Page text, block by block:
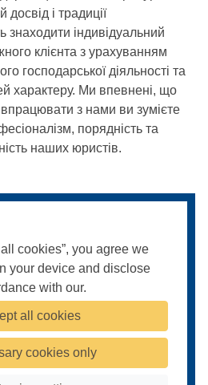
досвід і традиції
знаходити індивідуальний
клієнта з урахуванням
господарської діяльності та
характеру. Ми впевнені, що
з нами ви зумієте
порядність та
наших юристів.
Умови конфіденційності
cookies”, you agree we
your device and disclose
with our.
all cookies
cookies onlyPowered by